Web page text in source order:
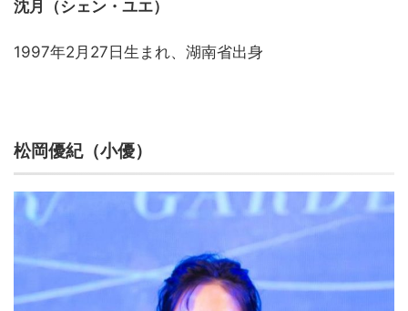
沈月（シェン・ユエ）
1997年2月27日生まれ、湖南省出身
松岡優紀（小優）